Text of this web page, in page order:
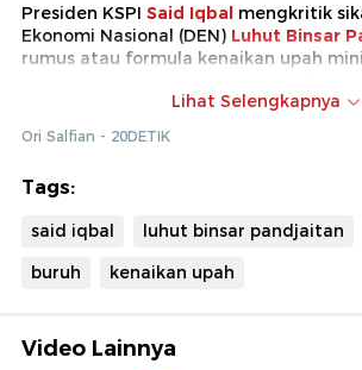
Presiden KSPI Said Iqbal mengkritik
Ekonomi Nasional (DEN) Luhut Binsar
rumus atau formula kenaikan upah
cepat Whoosh saja.Lihat Selengkapnya
Ori Salfian - 20DETIK
Tags:
said iqbal luhut binsar pandjaitan
buruh
kenaikan upah
Video Lainnya